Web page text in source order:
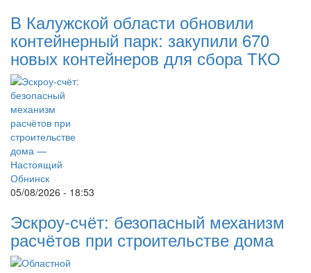
В Калужской области обновили
контейнерный парк: закупили 670
новых контейнеров для сбора ТКО
05/08/2026 - 18:53
Эскроу-счёт: безопасный механизм
расчётов при строительстве дома